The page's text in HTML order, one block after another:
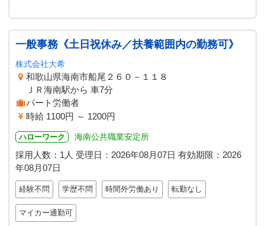
一般事務《土日祝休み／扶養範囲内の勤務可》
株式会社大希
和歌山県海南市船尾２６０－１１８
ＪＲ海南駅から 車7分
パート労働者
時給 1100円 ～ 1200円
ハローワーク 海南公共職業安定所
採用人数：1人 受理日： 2026年08月07日 有効期限： 2026
年08月07日
経験不問 学歴不問 時間外労働あり 転勤なし
マイカー通勤可